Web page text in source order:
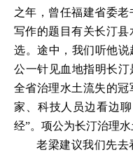
之年，曾任福建省委
写作的题目有关长汀县
选。途中，我们听他说
公一针见血地指明长汀
全省治理水土流失的
家、科技人员边看边
经”。项公为长汀治理
老梁建议我们先去